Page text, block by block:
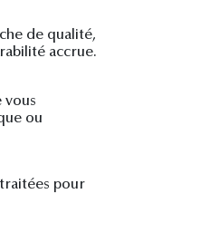
de qualité,
accrue.
vous
ou
pour